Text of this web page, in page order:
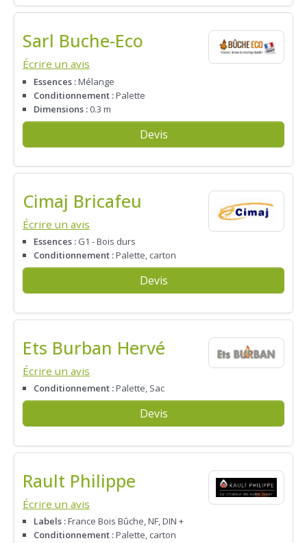
Sarl Buche-Eco
Écrire un avis
Essences :Mélange
Conditionnement :Palette
Dimensions : 0.3 m
Devis
Cimaj Bricafeu
Écrire un avis
Essences : G1 - Bois durs
Conditionnement :Palette, carton
Devis
Ets Burban Hervé
Écrire un avis
Conditionnement :Palette, Sac
Devis
Rault Philippe
Écrire un avis
Labels :France Bois Bûche, NF, DIN +
Conditionnement :Palette, carton